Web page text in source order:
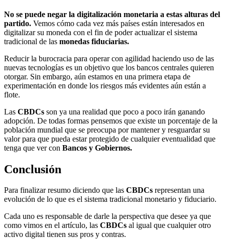
No se puede negar la digitalización monetaria a estas alturas del
partido. Vemos cómo cada vez más países están interesados en
digitalizar su moneda con el fin de poder actualizar el sistema
tradicional de las monedas fiduciarias.
Reducir la burocracia para operar con agilidad haciendo uso de las
nuevas tecnologías es un objetivo que los bancos centrales quieren
otorgar. Sin embargo, aún estamos en una primera etapa de
experimentación en donde los riesgos más evidentes aún están a
flote.
Las CBDCs son ya una realidad que poco a poco irán ganando
adopción. De todas formas pensemos que existe un porcentaje de la
población mundial que se preocupa por mantener y resguardar su
valor para que pueda estar protegido de cualquier eventualidad que
tenga que ver con Bancos y Gobiernos.
Conclusión
Para finalizar resumo diciendo que las CBDCs representan una
evolución de lo que es el sistema tradicional monetario y fiduciario.
Cada uno es responsable de darle la perspectiva que desee ya que
como vimos en el artículo, las CBDCs al igual que cualquier otro
activo digital tienen sus pros y contras.